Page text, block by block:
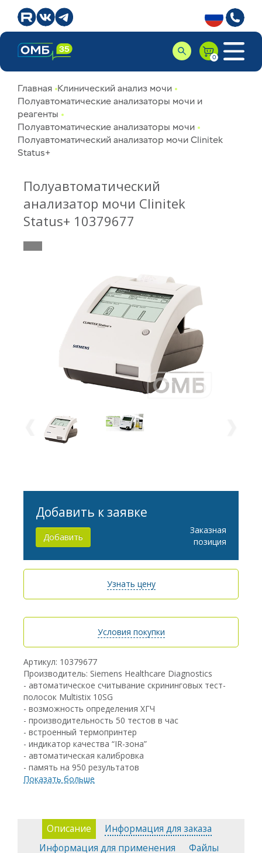
Главная Клинический анализ мочи
Полуавтоматические анализаторы мочи и
реагенты
Полуавтоматические анализаторы мочи
Полуавтоматический анализатор мочи Clinitek
Status+
Полуавтоматический
анализатор мочи Clinitek
Status+ 10379677
Артикул: 10379677
Производитель: Siemens Healthcare Diagnostics
- автоматическое считывание скрининговых тест-
полосок Multistix 10SG
- возможность определения ХГЧ
- производительность 50 тестов в час
- встроенный термопринтер
- индикатор качества “IR-зона”
- автоматическая калибровка
- память на 950 результатов
- RS 232 порт для передачи данных в компьютер
- вес 1,66 кг
Показать больше
Добавить к заявке
Добавить
Заказная
позиция
Узнать цену
Условия покупки
Описание
Информация для заказа
Информация для применения
Файлы